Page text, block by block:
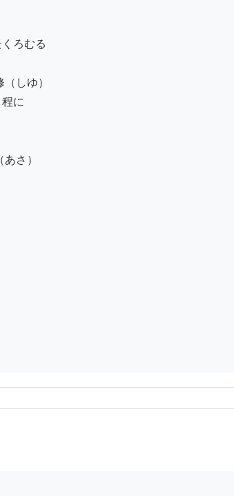
ろむる
しゆ）
に
さ）